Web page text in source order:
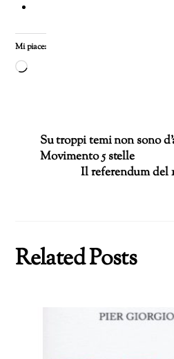
Mi piace:
Caricamento
Su troppi temi non sono
Movimento 5 stelle
Il referendum del
Related Posts